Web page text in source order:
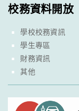
校務資料開放
學校校務資訊
學生專區
財務資訊
其他